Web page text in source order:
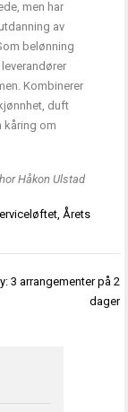
men har
av
belønning
Kombinerer
duft
kåring om
Håkon Ulstad
,Årets
3 arrangementer på 2
dager